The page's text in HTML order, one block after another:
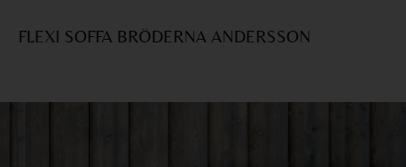
FLEXI SOFFA BRÖDERNA ANDERSSON